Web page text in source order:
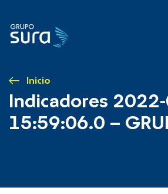
Inicio
Indicadores
15:59:06.0 –